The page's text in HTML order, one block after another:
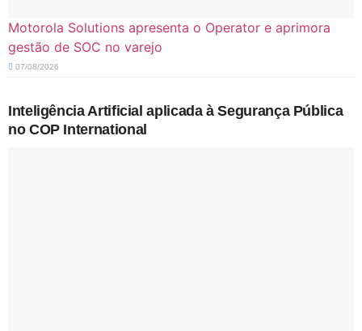
Motorola Solutions apresenta o Operator e aprimora
gestão de SOC no varejo
07/08/2026
Inteligência Artificial aplicada à Segurança Pública
no COP International